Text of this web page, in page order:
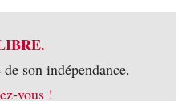
son indépendance.
vous !